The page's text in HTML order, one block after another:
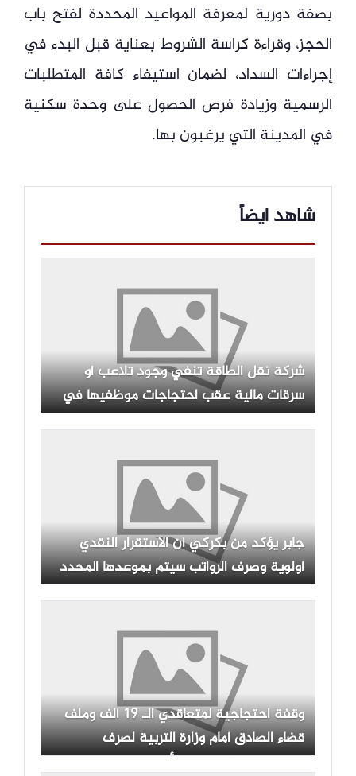
بصفة دورية لمعرفة المواعيد المحددة لفتح باب
الحجز، وقراءة كراسة الشروط بعناية قبل البدء في
إجراءات السداد، لضمان استيفاء كافة المتطلبات
الرسمية وزيادة فرص الحصول على وحدة سكنية
في المدينة التي يرغبون بها.
شاهد ايضاً
شركة نقل الطاقة تنفي وجود تلاعب أو
سرقات مالية عقب احتجاجات موظفيها في
البصرة
جابر يؤكد من بكركي أن الاستقرار النقدي
أولوية وصرف الرواتب سيتم بموعدها المحدد
وقفة احتجاجية لمتعاقدي الـ 19 ألف وملف
قضاء الصادق أمام وزارة التربية لصرف
مستحقاتهم المالية المتأخرة